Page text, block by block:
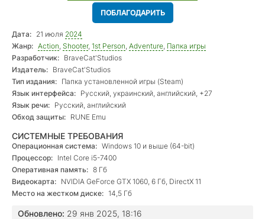
ПОБЛАГОДАРИТЬ
Дата: 21 июля 2024
Жанр: Action, Shooter, 1st Person, Adventure, Папка игры
Разработчик: BraveCat'Studios
Издатель: BraveCat'Studios
Тип издания: Папка установленной игры (Steam)
Язык интерфейса: Русский, украинский, английский, +27
Язык речи: Русский, английский
Обход защиты: RUNE Emu
СИСТЕМНЫЕ ТРЕБОВАНИЯ
Операционная система: Windows 10 и выше (64-bit)
Процессор: Intel Core i5-7400
Оперативная память: 8 Гб
Видеокарта: NVIDIA GeForce GTX 1060, 6 Гб, DirectX 11
Место на жестком диске: 14,5 Гб
Обновлено: 29 янв 2025, 18:16